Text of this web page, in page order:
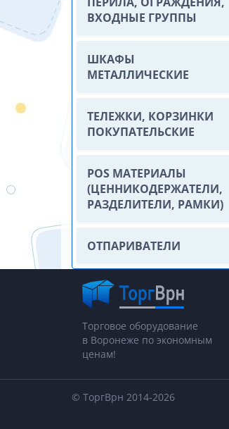
ВХОДНЫЕ ГРУППЫ
ШКАФЫ
МЕТАЛЛИЧЕСКИЕ
ТЕЛЕЖКИ, КОРЗИНКИ
ПОКУПАТЕЛЬСКИЕ
POS МАТЕРИАЛЫ
(ЦЕННИКОДЕРЖАТЕЛИ,
РАЗДЕЛИТЕЛИ, РАМКИ)
ОТПАРИВАТЕЛИ
Торговое оборудование
в Воронеже по экономным
ценам!
© ТоргВрн 2014-2026